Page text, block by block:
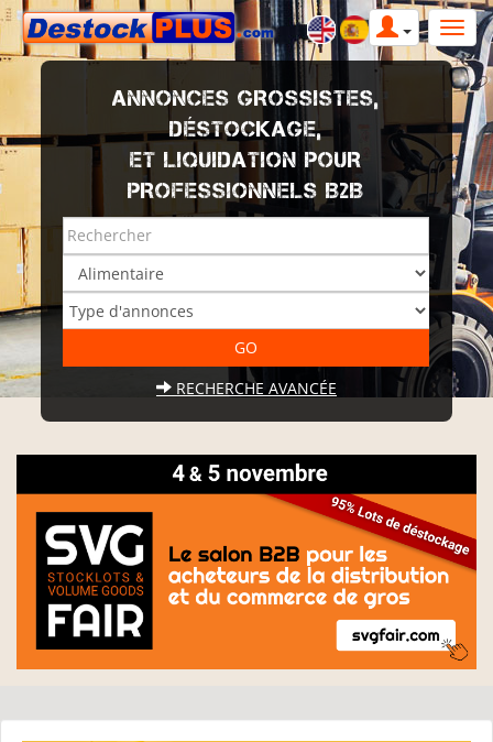
ANNONCES GROSSISTES,
DÉSTOCKAGE,
ET LIQUIDATION POUR
PROFESSIONNELS B2B
RECHERCHE AVANCÉE